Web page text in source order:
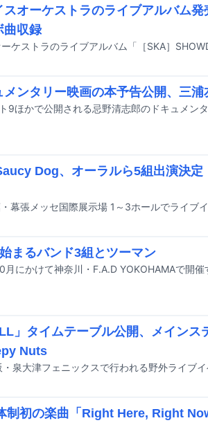
オーケストラのライブアルバム
曲収録
ンタリー映画の本予告公開、三
Dog、オーラルら5組出演決定
まるバンド3組とツーマン
」タイムテーブル公開、メインス
Nuts
制初の楽曲「Right Here, Right